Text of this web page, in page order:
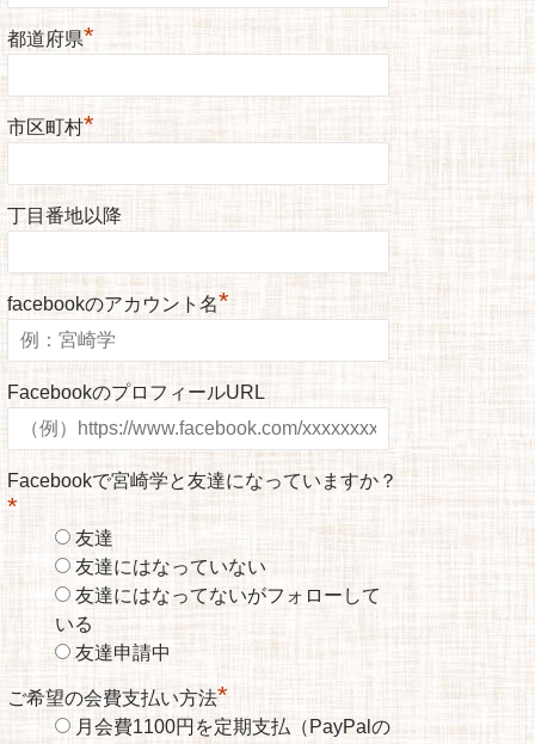
都道府県*
市区町村*
丁目番地以降
facebookのアカウント名*
FacebookのプロフィールURL
Facebookで宮崎学と友達になっていますか？
*
友達
友達にはなっていない
友達にはなってないがフォローして
いる
友達申請中
ご希望の会費支払い方法*
月会費1100円を定期支払（PayPalの